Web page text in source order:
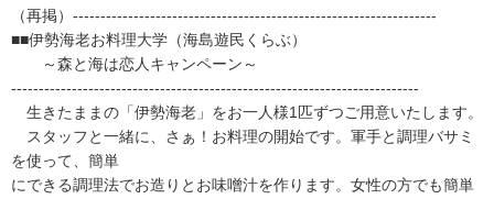
（再掲）------------------------------------------------------------------
■■伊勢海老お料理大学（海島遊民くらぶ）
～森と海は恋人キャンペーン～
--------------------------------------------------------------------------
生きたままの「伊勢海老」をお一人様1匹ずつご用意いたします。
スタッフと一緒に、さぁ！お料理の開始です。軍手と調理バサミ
を使って、簡単
にできる調理法でお造りとお味噌汁を作ります。女性の方でも簡単